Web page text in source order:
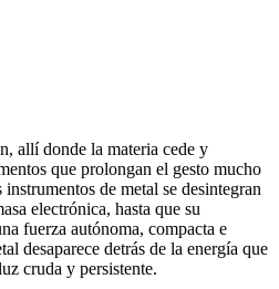
allí donde la materia cede y
que prolongan el gesto mucho
de metal se desintegran
electrónica, hasta que su
fuerza autónoma, compacta e
desaparece detrás de la energía que
cruda y persistente.